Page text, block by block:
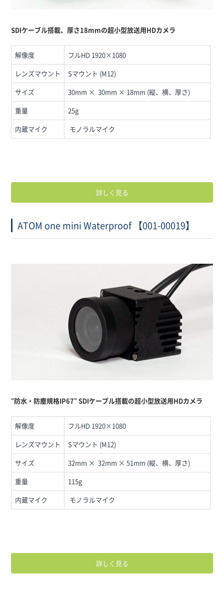
SDIケーブル搭載、厚さ18mmの超小型放送用HDカメラ
解像度
フルHD 1920×1080
レンズマウント
Sマウント (M12)
サイズ
30mm × 30mm × 18mm (縦、横、厚さ)
重量
25g
内蔵マイク
モノラルマイク
詳しく見る
ATOM one mini Waterproof 【001-00019】
"防水・防塵規格IP67" SDIケーブル搭載の超小型放送用HDカメラ
解像度
フルHD 1920×1080
レンズマウント
Sマウント (M12)
サイズ
32mm × 32mm × 51mm (縦、横、厚さ)
重量
115g
内蔵マイク
モノラルマイク
詳しく見る